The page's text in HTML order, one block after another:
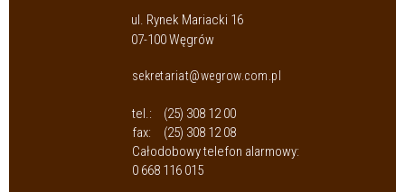
ul. Rynek Mariacki 16
07-100 Węgrów
sekretariat@wegrow.com.pl
tel.:
(25) 308 12 00
fax:
(25) 308 12 08
Całodobowy telefon alarmowy:
0 668 116 015